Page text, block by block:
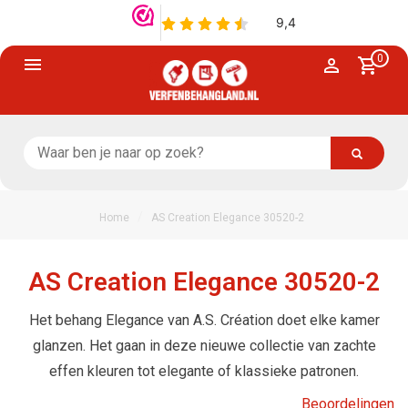
0
Home AS Creation Elegance 30520-2
AS Creation Elegance 30520-2
Het behang Elegance van A.S. Création doet elke kamer
glanzen. Het gaan in deze nieuwe collectie van zachte
effen kleuren tot elegante of klassieke patronen.
Beoordelingen